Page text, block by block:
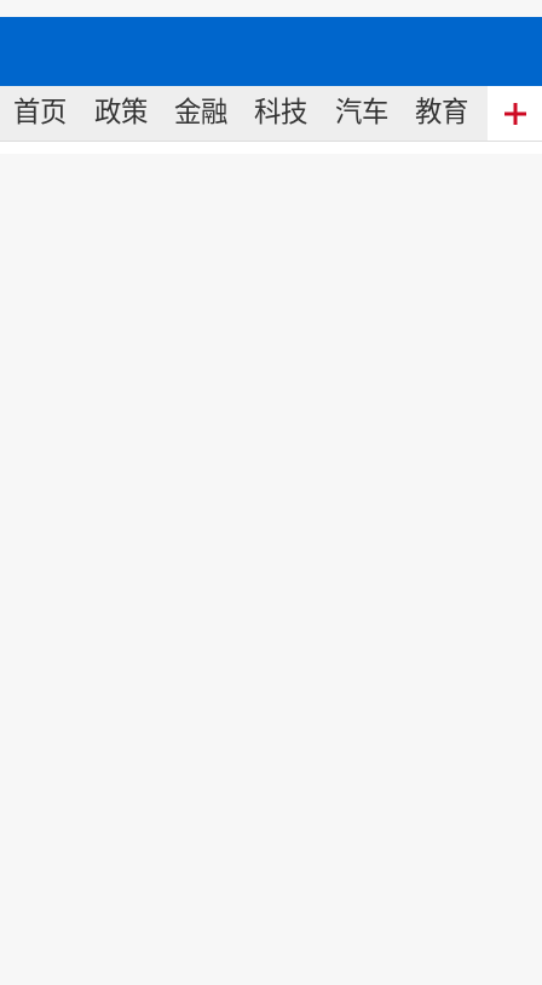
首页 政策 金融 科技 汽车 教育 食